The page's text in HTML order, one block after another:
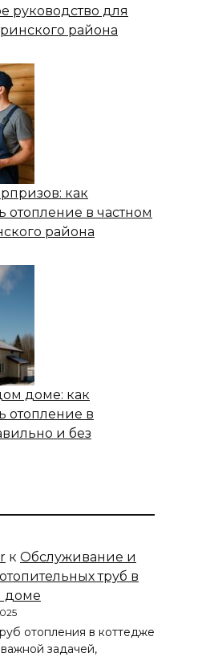
руководство для
района
как
отопление в частном
района
доме: как
отопление в
и без
к Обслуживание и
труб в
доме
отопления в коттедже
важной задачей,